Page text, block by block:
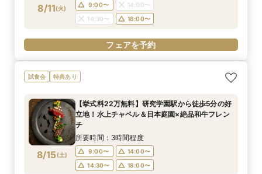
8/11(火) 9:00〜
14:00〜
14:30〜
18:00〜
フェアを予約
試食会 特典あり
8/15(土)
【挙式料22万無料】研究学園駅から徒歩5分の好
立地！水上チャペル＆日本庭園×絶品和牛フレン
チ
所要時間：3時間程度
9:00〜
14:00〜
14:30〜
18:00〜